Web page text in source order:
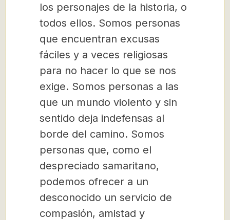
los personajes de la historia, o
todos ellos. Somos personas
que encuentran excusas
fáciles y a veces religiosas
para no hacer lo que se nos
exige. Somos personas a las
que un mundo violento y sin
sentido deja indefensas al
borde del camino. Somos
personas que, como el
despreciado samaritano,
podemos ofrecer a un
desconocido un servicio de
compasión, amistad y